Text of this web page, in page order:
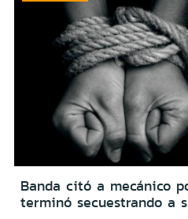
Banda citó a mecánico
terminó secuestrando a